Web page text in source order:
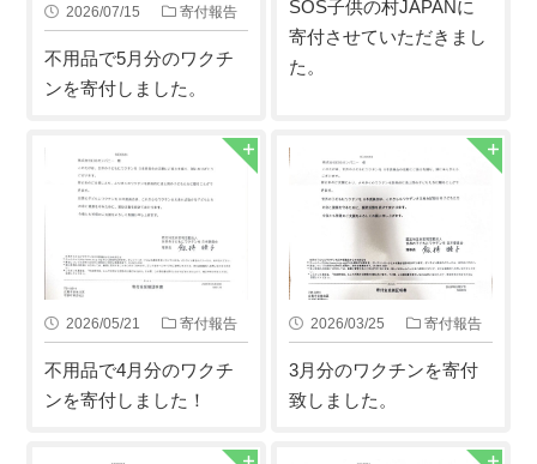
2026/07/15 寄付報告
不用品で5月分のワクチ
ンを寄付しました。
SOS子供の村JAPANに
寄付させていただきまし
た。
2026/05/21 寄付報告
不用品で4月分のワクチ
ンを寄付しました！
2026/03/25 寄付報告
3月分のワクチンを寄付
致しました。